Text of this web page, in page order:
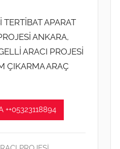
APARAT
ANKARA,
ARACI PROJESİ
ÇIKARMA ARAÇ
++05323118894